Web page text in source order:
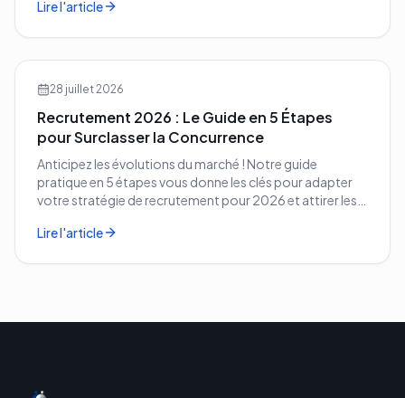
Lire l'article
28 juillet 2026
Recrutement 2026 : Le Guide en 5 Étapes
pour Surclasser la Concurrence
Anticipez les évolutions du marché ! Notre guide
pratique en 5 étapes vous donne les clés pour adapter
votre stratégie de recrutement pour 2026 et attirer les
Lire l'article